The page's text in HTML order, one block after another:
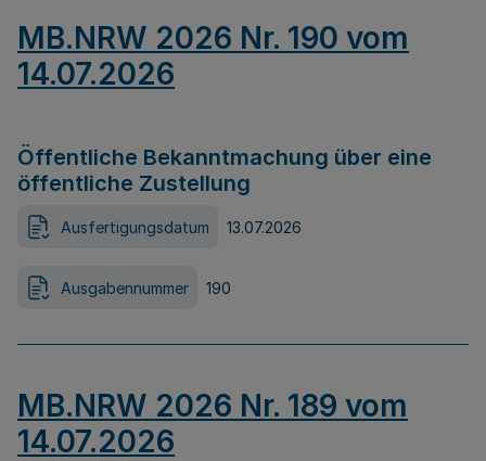
MB.NRW 2026 Nr. 190 vom
14.07.2026
Öffentliche Bekanntmachung über eine
öffentliche Zustellung
Ausfertigungsdatum 13.07.2026
Ausgabennummer 190
MB.NRW 2026 Nr. 189 vom
14.07.2026